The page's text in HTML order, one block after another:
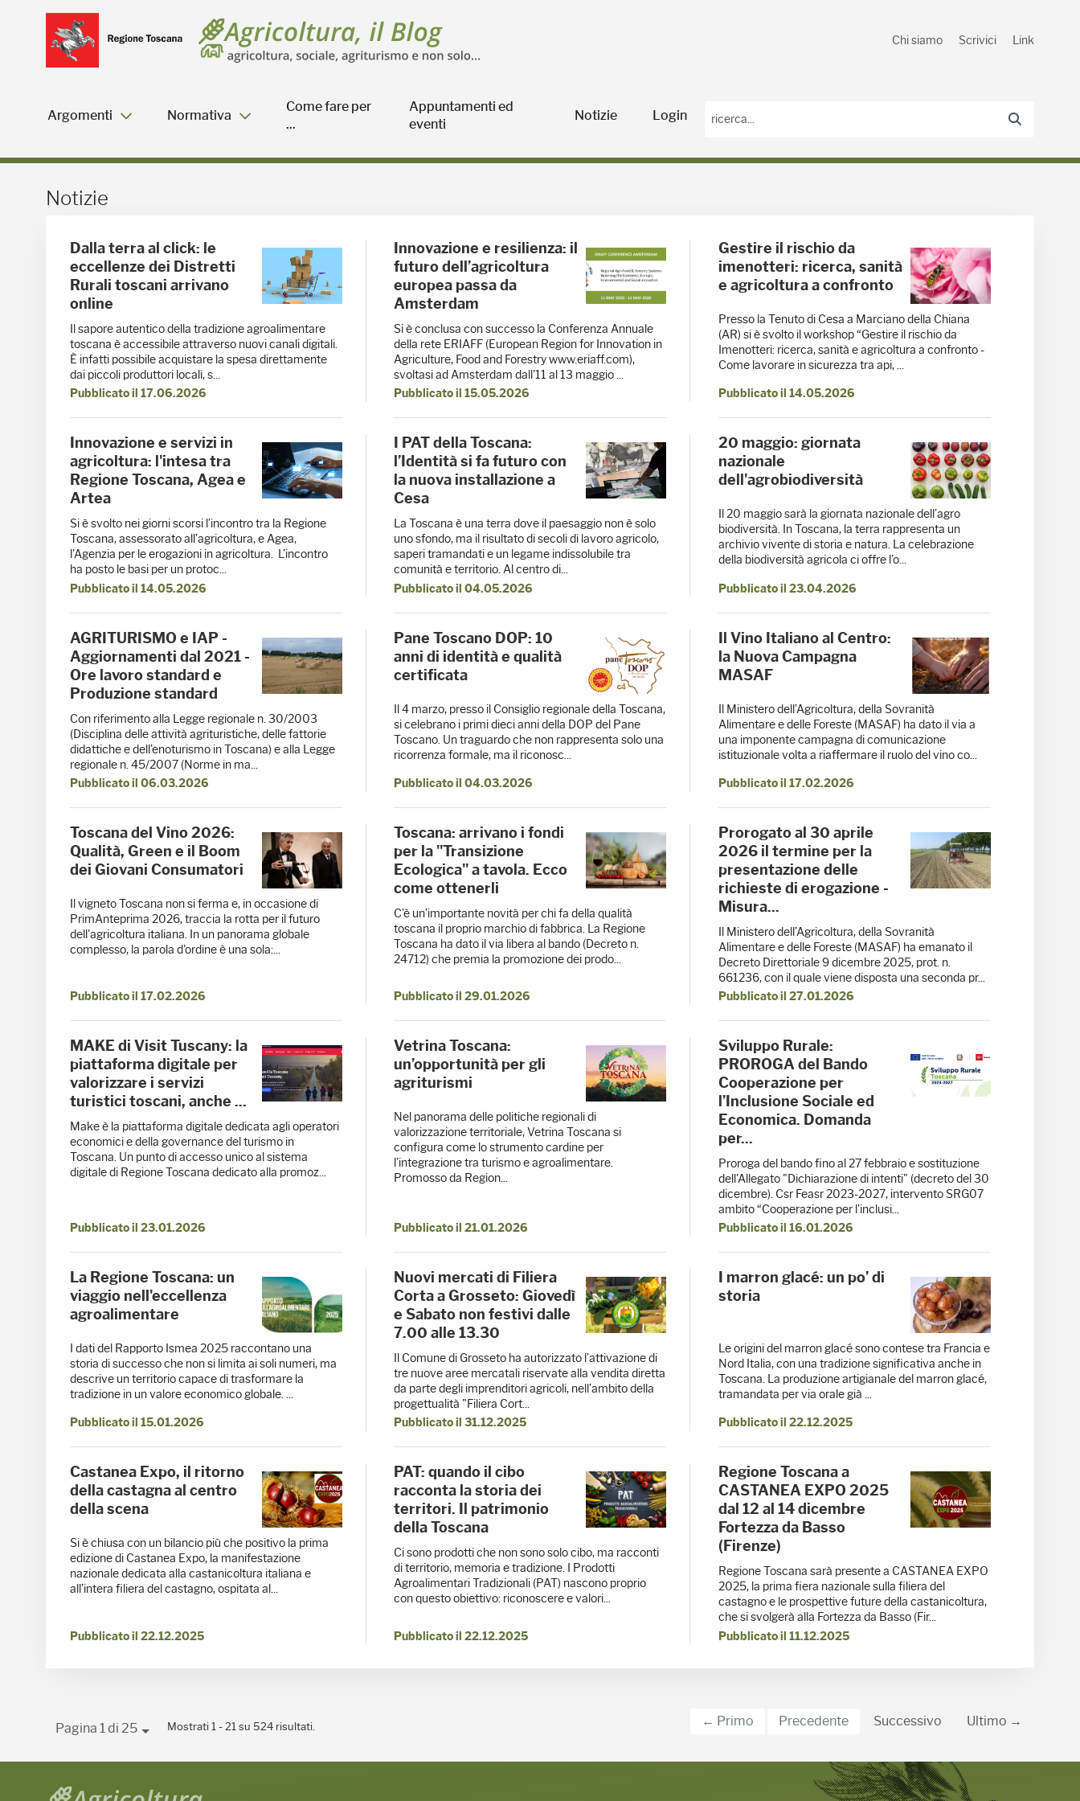
Skip to Main Content
Chi siamo Scrivici Link
Argomenti Normativa
Come fare per
...
Appuntamenti ed
eventi
Notizie Login
Notizie - Blog Agricoltura
Notizie
Dalla terra al click: le
eccellenze dei Distretti
Rurali toscani arrivano
online
Il sapore autentico della tradizione agroalimentare
toscana è accessibile attraverso nuovi canali digitali.
È infatti possibile acquistare la spesa direttamente
dai piccoli produttori locali, s...
Pubblicato il 17.06.2026
Innovazione e resilienza: il
futuro dell’agricoltura
europea passa da
Amsterdam
Si è conclusa con successo la Conferenza Annuale
della rete ERIAFF (European Region for Innovation in
Agriculture, Food and Forestry www.eriaff.com),
svoltasi ad Amsterdam dall'11 al 13 maggio ...
Pubblicato il 15.05.2026
Gestire il rischio da
imenotteri: ricerca, sanità
e agricoltura a confronto
Presso la Tenuto di Cesa a Marciano della Chiana
(AR) si è svolto il workshop “Gestire il rischio da
Imenotteri: ricerca, sanità e agricoltura a confronto -
Come lavorare in sicurezza tra api, ...
Pubblicato il 14.05.2026
Innovazione e servizi in
agricoltura: l'intesa tra
Regione Toscana, Agea e
Artea
Si è svolto nei giorni scorsi l’incontro tra la Regione
Toscana, assessorato all’agricoltura, e Agea,
l'Agenzia per le erogazioni in agricoltura. L’incontro
ha posto le basi per un protoc...
Pubblicato il 14.05.2026
I PAT della Toscana:
l’Identità si fa futuro con
la nuova installazione a
Cesa
La Toscana è una terra dove il paesaggio non è solo
uno sfondo, ma il risultato di secoli di lavoro agricolo,
saperi tramandati e un legame indissolubile tra
comunità e territorio. Al centro di...
Pubblicato il 04.05.2026
20 maggio: giornata
nazionale
dell'agrobiodiversità
Il 20 maggio sarà la giornata nazionale dell’agro
biodiversità. In Toscana, la terra rappresenta un
archivio vivente di storia e natura. La celebrazione
della biodiversità agricola ci offre l’o...
Pubblicato il 23.04.2026
AGRITURISMO e IAP -
Aggiornamenti dal 2021 -
Ore lavoro standard e
Produzione standard
Con riferimento alla Legge regionale n. 30/2003
(Disciplina delle attività agrituristiche, delle fattorie
didattiche e dell'enoturismo in Toscana) e alla Legge
regionale n. 45/2007 (Norme in ma...
Pubblicato il 06.03.2026
Pane Toscano DOP: 10
anni di identità e qualità
certificata
Il 4 marzo, presso il Consiglio regionale della Toscana,
si celebrano i primi dieci anni della DOP del Pane
Toscano. Un traguardo che non rappresenta solo una
ricorrenza formale, ma il riconosc...
Pubblicato il 04.03.2026
Il Vino Italiano al Centro:
la Nuova Campagna
MASAF
Il Ministero dell’Agricoltura, della Sovranità
Alimentare e delle Foreste (MASAF) ha dato il via a
una imponente campagna di comunicazione
istituzionale volta a riaffermare il ruolo del vino co...
Pubblicato il 17.02.2026
Toscana del Vino 2026:
Qualità, Green e il Boom
dei Giovani Consumatori
Il vigneto Toscana non si ferma e, in occasione di
PrimAnteprima 2026, traccia la rotta per il futuro
dell'agricoltura italiana. In un panorama globale
complesso, la parola d'ordine è una sola:...
Pubblicato il 17.02.2026
Toscana: arrivano i fondi
per la "Transizione
Ecologica" a tavola. Ecco
come ottenerli
C’è un’importante novità per chi fa della qualità
toscana il proprio marchio di fabbrica. La Regione
Toscana ha dato il via libera al bando (Decreto n.
24712) che premia la promozione dei prodo...
Pubblicato il 29.01.2026
Prorogato al 30 aprile
2026 il termine per la
presentazione delle
richieste di erogazione -
Misura...
Il Ministero dell’Agricoltura, della Sovranità
Alimentare e delle Foreste (MASAF) ha emanato il
Decreto Direttoriale 9 dicembre 2025, prot. n.
661236, con il quale viene disposta una seconda pr...
Pubblicato il 27.01.2026
MAKE di Visit Tuscany: la
piattaforma digitale per
valorizzare i servizi
turistici toscani, anche ...
Make è la piattaforma digitale dedicata agli operatori
economici e della governance del turismo in
Toscana. Un punto di accesso unico al sistema
digitale di Regione Toscana dedicato alla promoz...
Pubblicato il 23.01.2026
Vetrina Toscana:
un’opportunità per gli
agriturismi
Nel panorama delle politiche regionali di
valorizzazione territoriale, Vetrina Toscana si
configura come lo strumento cardine per
l’integrazione tra turismo e agroalimentare.
Promosso da Region...
Pubblicato il 21.01.2026
Sviluppo Rurale:
PROROGA del Bando
Cooperazione per
l’Inclusione Sociale ed
Economica. Domanda
per...
Proroga del bando fino al 27 febbraio e sostituzione
dell'Allegato "Dichiarazione di intenti" (decreto del 30
dicembre). Csr Feasr 2023-2027, intervento SRG07
ambito “Cooperazione per l’inclusi...
Pubblicato il 16.01.2026
La Regione Toscana: un
viaggio nell'eccellenza
agroalimentare
I dati del Rapporto Ismea 2025 raccontano una
storia di successo che non si limita ai soli numeri, ma
descrive un territorio capace di trasformare la
tradizione in un valore economico globale. ...
Pubblicato il 15.01.2026
Nuovi mercati di Filiera
Corta a Grosseto: Giovedì
e Sabato non festivi dalle
7.00 alle 13.30
Il Comune di Grosseto ha autorizzato l’attivazione di
tre nuove aree mercatali riservate alla vendita diretta
da parte degli imprenditori agricoli, nell’ambito della
progettualità "Filiera Cort...
Pubblicato il 31.12.2025
I marron glacé: un po’ di
storia
Le origini del marron glacé sono contese tra Francia e
Nord Italia, con una tradizione significativa anche in
Toscana. La produzione artigianale del marron glacé,
tramandata per via orale già ...
Pubblicato il 22.12.2025
Castanea Expo, il ritorno
della castagna al centro
della scena
Si è chiusa con un bilancio più che positivo la prima
edizione di Castanea Expo, la manifestazione
nazionale dedicata alla castanicoltura italiana e
all’intera filiera del castagno, ospitata al...
Pubblicato il 22.12.2025
PAT: quando il cibo
racconta la storia dei
territori. Il patrimonio
della Toscana
Ci sono prodotti che non sono solo cibo, ma racconti
di territorio, memoria e tradizione. I Prodotti
Agroalimentari Tradizionali (PAT) nascono proprio
con questo obiettivo: riconoscere e valori...
Pubblicato il 22.12.2025
Regione Toscana a
CASTANEA EXPO 2025
dal 12 al 14 dicembre
Fortezza da Basso
(Firenze)
Regione Toscana sarà presente a CASTANEA EXPO
2025, la prima fiera nazionale sulla filiera del
castagno e le prospettive future della castanicoltura,
che si svolgerà alla Fortezza da Basso (Fir...
Pubblicato il 11.12.2025
Pagina 1 di 25 Mostrati 1 - 21 su 524 risultati. ← Primo Precedente Successivo Ultimo →